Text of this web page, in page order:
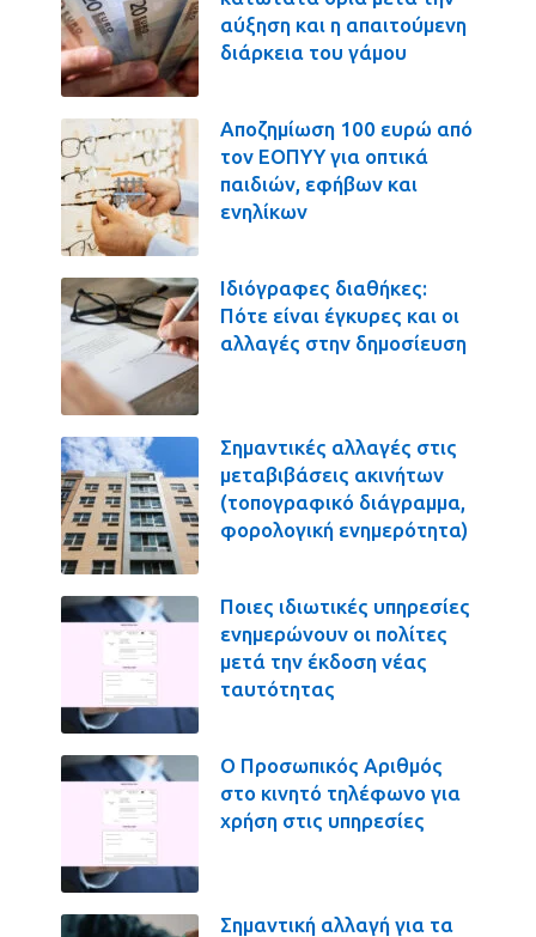
αύξηση και η απαιτούμενη
διάρκεια του γάμου
Αποζημίωση 100 ευρώ από
τον ΕΟΠΥΥ για οπτικά
παιδιών, εφήβων και
ενηλίκων
Ιδιόγραφες διαθήκες:
Πότε είναι έγκυρες και οι
αλλαγές στην δημοσίευση
Σημαντικές αλλαγές στις
μεταβιβάσεις ακινήτων
(τοπογραφικό διάγραμμα,
φορολογική ενημερότητα)
Ποιες ιδιωτικές υπηρεσίες
ενημερώνουν οι πολίτες
μετά την έκδοση νέας
ταυτότητας
Ο Προσωπικός Αριθμός
στο κινητό τηλέφωνο για
χρήση στις υπηρεσίες
Σημαντική αλλαγή για τα